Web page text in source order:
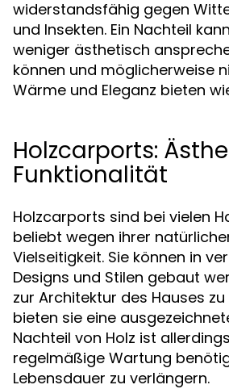
widerstandsfähig gegen
und Insekten. Ein Nachteil
weniger ästhetisch
können und möglicherweise
Wärme und Eleganz bieten
Holzcarports:
Funktionalität
Holzcarports sind bei vielen
beliebt wegen ihrer
Vielseitigkeit. Sie können in
Designs und Stilen gebaut
zur Architektur des Hauses
bieten sie eine
Nachteil von Holz ist
regelmäßige Wartung
Lebensdauer zu verlängern.